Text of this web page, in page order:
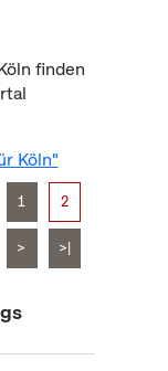
finden
Köln"
1 2
> >|